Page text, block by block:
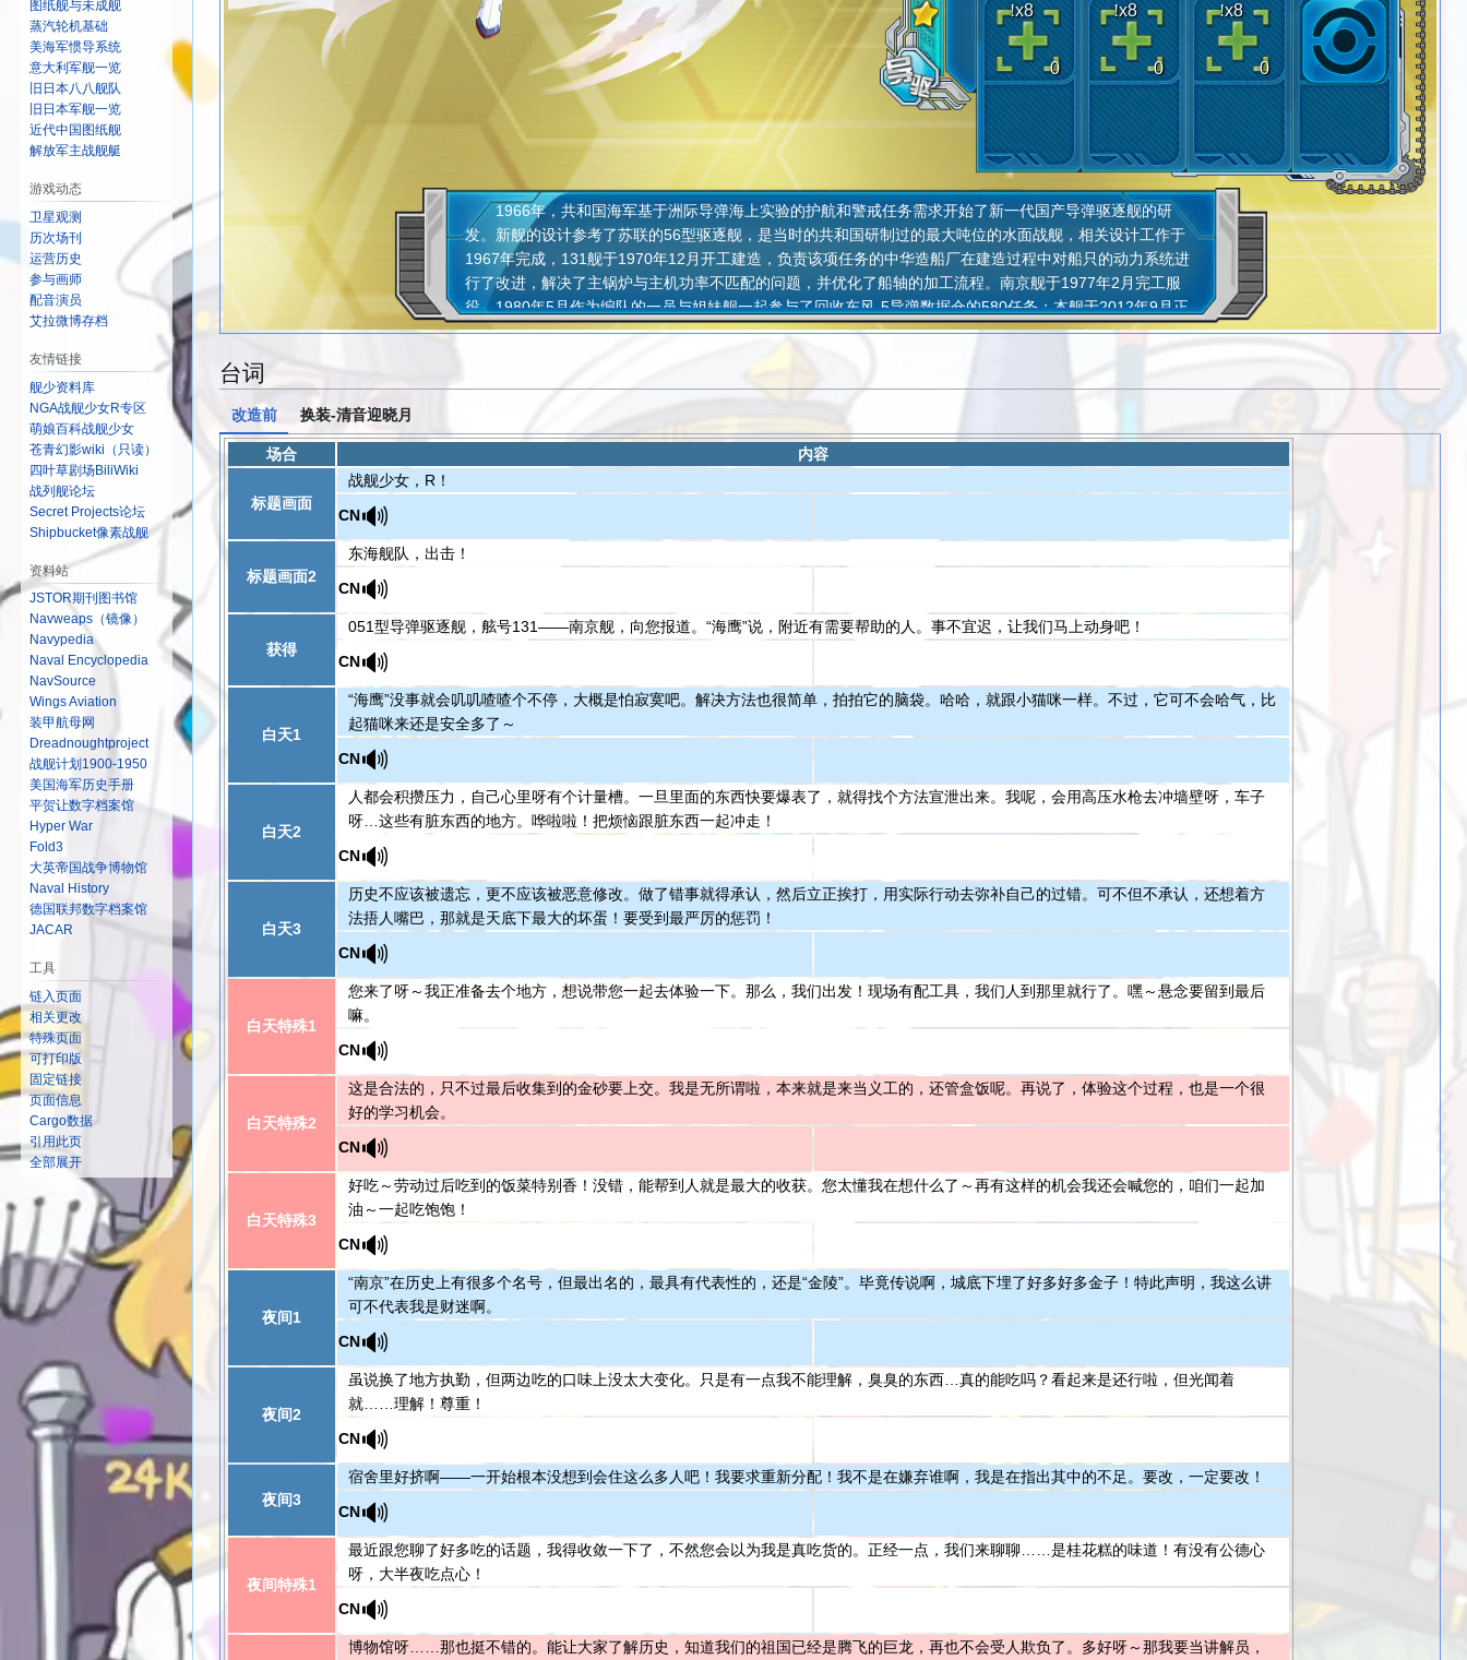
0
!x8
0
!x8
0
!x8
1966年，共和国海军基于洲际导弹海上实验的护航和警戒任务需求开始了新一代国产导弹驱逐舰的研
发。新舰的设计参考了苏联的56型驱逐舰，是当时的共和国研制过的最大吨位的水面战舰，相关设计工作于
1967年完成，131舰于1970年12月开工建造，负责该项任务的中华造船厂在建造过程中对船只的动力系统进
行了改进，解决了主锅炉与主机功率不匹配的问题，并优化了船轴的加工流程。南京舰于1977年2月完工服
役，1980年5月作为编队的一员与姐妹舰一起参与了回收东风-5导弹数据仓的580任务；本舰于2012年9月正
式退役，现作为爱国主义教育基地保存在宁波象山县。
台词
改造前 换装-清音迎晓月
场合 内容
标题画面
战舰少女，R！
CN🔊
标题画面2
东海舰队，出击！
CN🔊
获得
051型导弹驱逐舰，舷号131——南京舰，向您报道。“海鹰”说，附近有需要帮助的人。事不宜迟，让我们马上动身吧！
CN🔊
白天1
“海鹰”没事就会叽叽喳喳个不停，大概是怕寂寞吧。解决方法也很简单，拍拍它的脑袋。哈哈，就跟小猫咪一样。不过，它可不会哈气，比
起猫咪来还是安全多了～
CN🔊
白天2
人都会积攒压力，自己心里呀有个计量槽。一旦里面的东西快要爆表了，就得找个方法宣泄出来。我呢，会用高压水枪去冲墙壁呀，车子
呀…这些有脏东西的地方。哗啦啦！把烦恼跟脏东西一起冲走！
CN🔊
白天3
历史不应该被遗忘，更不应该被恶意修改。做了错事就得承认，然后立正挨打，用实际行动去弥补自己的过错。可不但不承认，还想着方
法捂人嘴巴，那就是天底下最大的坏蛋！要受到最严厉的惩罚！
CN🔊
白天特殊1
您来了呀～我正准备去个地方，想说带您一起去体验一下。那么，我们出发！现场有配工具，我们人到那里就行了。嘿～悬念要留到最后
嘛。
CN🔊
白天特殊2
这是合法的，只不过最后收集到的金砂要上交。我是无所谓啦，本来就是来当义工的，还管盒饭呢。再说了，体验这个过程，也是一个很
好的学习机会。
CN🔊
白天特殊3
好吃～劳动过后吃到的饭菜特别香！没错，能帮到人就是最大的收获。您太懂我在想什么了～再有这样的机会我还会喊您的，咱们一起加
油～一起吃饱饱！
CN🔊
夜间1
“南京”在历史上有很多个名号，但最出名的，最具有代表性的，还是“金陵”。毕竟传说啊，城底下埋了好多好多金子！特此声明，我这么讲
可不代表我是财迷啊。
CN🔊
夜间2
虽说换了地方执勤，但两边吃的口味上没太大变化。只是有一点我不能理解，臭臭的东西…真的能吃吗？看起来是还行啦，但光闻着
就……理解！尊重！
CN🔊
夜间3
宿舍里好挤啊——一开始根本没想到会住这么多人吧！我要求重新分配！我不是在嫌弃谁啊，我是在指出其中的不足。要改，一定要改！
CN🔊
夜间特殊1
最近跟您聊了好多吃的话题，我得收敛一下了，不然您会以为我是真吃货的。正经一点，我们来聊聊……是桂花糕的味道！有没有公德心
呀，大半夜吃点心！
CN🔊
博物馆呀……那也挺不错的。能让大家了解历史，知道我们的祖国已经是腾飞的巨龙，再也不会受人欺负了。多好呀～那我要当讲解员，
图纸舰与未成舰
蒸汽轮机基础
美海军惯导系统
意大利军舰一览
旧日本八八舰队
旧日本军舰一览
近代中国图纸舰
解放军主战舰艇
游戏动态
卫星观测
历次场刊
运营历史
参与画师
配音演员
艾拉微博存档
友情链接
舰少资料库
NGA战舰少女R专区
萌娘百科战舰少女
苍青幻影wiki（只读）
四叶草剧场BiliWiki
战列舰论坛
Secret Projects论坛
Shipbucket像素战舰
资料站
JSTOR期刊图书馆
Navweaps（镜像）
Navypedia
Naval Encyclopedia
NavSource
Wings Aviation
装甲航母网
Dreadnoughtproject
战舰计划1900-1950
美国海军历史手册
平贺让数字档案馆
Hyper War
Fold3
大英帝国战争博物馆
Naval History
德国联邦数字档案馆
JACAR
工具
链入页面
相关更改
特殊页面
可打印版
固定链接
页面信息
Cargo数据
引用此页
全部展开